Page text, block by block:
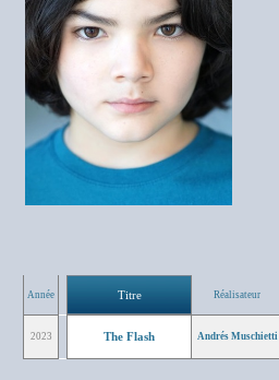
Année Titre Réalisateur
2023 The Flash Andrés Muschietti